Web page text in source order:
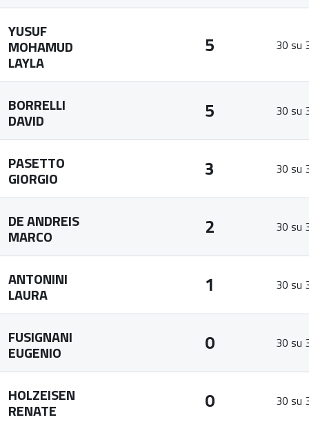
YUSUF
MOHAMUD
LAYLA
5 30 su
BORRELLI
DAVID 5 30 su
PASETTO
GIORGIO 3 30 su
DE ANDREIS
MARCO 2 30 su
ANTONINI
LAURA 1 30 su
FUSIGNANI
EUGENIO 0 30 su
HOLZEISEN
RENATE 0 30 su